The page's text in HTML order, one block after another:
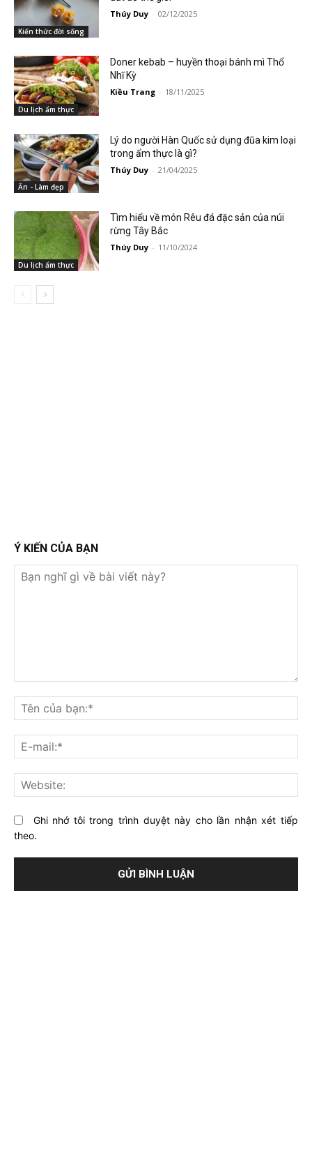
Kiến thức đời sống
Thúy Duy - 02/12/2025
Du lịch ẩm thực
Doner kebab – huyền thoại bánh mì Thổ
Nhĩ Kỳ
Kiều Trang - 18/11/2025
Ăn - Làm đẹp
Lý do người Hàn Quốc sử dụng đũa kim loại
trong ẩm thực là gì?
Thúy Duy - 21/04/2025
Du lịch ẩm thực
Tìm hiểu về món Rêu đá đặc sản của núi
rừng Tây Bắc
Thúy Duy - 11/10/2024
Ý KIẾN CỦA BẠN
nghĩ
gì
về
bài
viết
này?
Ghi nhớ tôi trong trình duyệt này cho lần nhận xét tiếp
theo.